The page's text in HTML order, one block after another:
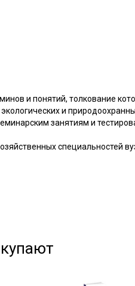
и понятий, толкование
и
занятиям и
специальностей